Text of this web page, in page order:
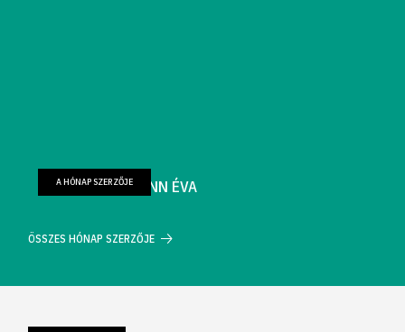
FARKAS WELLMANN ÉVA
A HÓNAP SZERZŐJE
ÖSSZES HÓNAP SZERZŐJE